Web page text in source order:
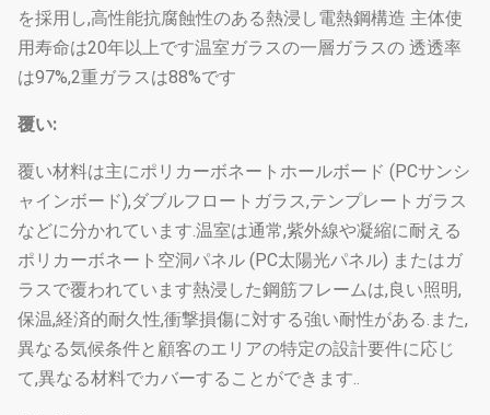
を採用し,高性能抗腐蝕性のある熱浸し電熱鋼構造 主体使
用寿命は20年以上です温室ガラスの一層ガラスの 透透率
は97%,2重ガラスは88%です
覆い:
覆い材料は主にポリカーボネートホールボード (PCサンシ
ャインボード),ダブルフロートガラス,テンプレートガラス
などに分かれています.温室は通常,紫外線や凝縮に耐える
ポリカーボネート空洞パネル (PC太陽光パネル) またはガ
ラスで覆われています熱浸した鋼筋フレームは,良い照明,
保温,経済的耐久性,衝撃損傷に対する強い耐性がある.また,
異なる気候条件と顧客のエリアの特定の設計要件に応じ
て,異なる材料でカバーすることができます..